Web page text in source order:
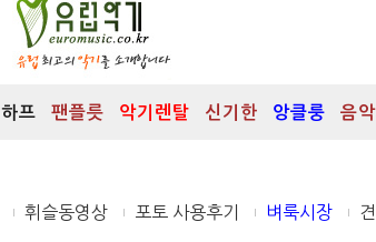
하프 팬플릇 악기렌탈 신기한 앙클룽 음
휘슬동영상 포토 사용후기 벼룩시장